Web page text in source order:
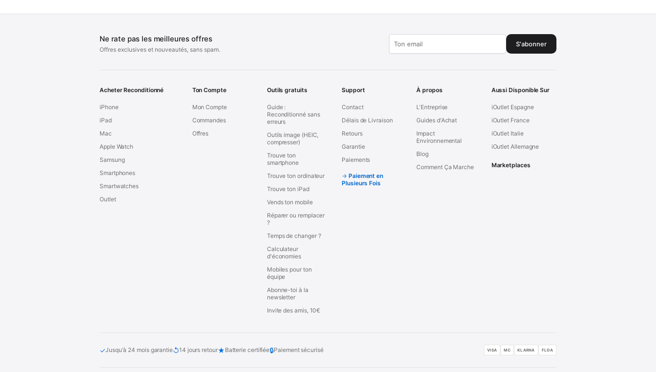
Ne rate pas les meilleures offres
Offres exclusives et nouveautés, sans spam.
S'abonner
Acheter Reconditionné
iPhone
iPad
Mac
Apple Watch
Samsung
Smartphones
Smartwatches
Outlet
Ton Compte
Mon Compte
Commandes
Offres
Outils gratuits
Guide :
Reconditionné sans
erreurs
Outils image (HEIC,
compresser)
Trouve ton
smartphone
Trouve ton ordinateur
Trouve ton iPad
Vends ton mobile
Réparer ou remplacer
?
Temps de changer ?
Calculateur
d'économies
Mobiles pour ton
équipe
Abonne-toi à la
newsletter
Invite des amis, 10€
Support
Contact
Délais de Livraison
Retours
Garantie
Paiements
Paiement en
Plusieurs Fois
À propos
L'Entreprise
Guides d'Achat
Impact
Environnemental
Blog
Comment Ça Marche
Aussi Disponible Sur
iOutlet Espagne
iOutlet France
iOutlet Italie
iOutlet Allemagne
Marketplaces
✓Jusqu'à 24 mois garantie↺14 jours retour★ Batterie certifiée🔒Paiement sécurisé VISA MC KLARNA FLOA